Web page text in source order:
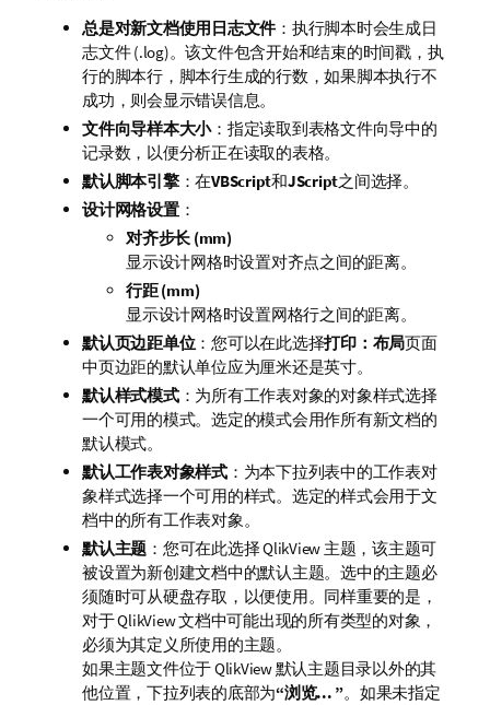
总是对新文档使用日志文件：执行脚本时会生成日
志文件 (.log)。该文件包含开始和结束的时间戳，执
行的脚本行，脚本行生成的行数，如果脚本执行不
成功，则会显示错误信息。
文件向导样本大小：指定读取到表格文件向导中的
记录数，以便分析正在读取的表格。
默认脚本引擎：在VBScript和JScript之间选择。
设计网格设置：
对齐步长 (mm)
显示设计网格时设置对齐点之间的距离。
行距 (mm)
显示设计网格时设置网格行之间的距离。
默认页边距单位：您可以在此选择打印：布局页面
中页边距的默认单位应为厘米还是英寸。
默认样式模式：为所有工作表对象的对象样式选择
一个可用的模式。选定的模式会用作所有新文档的
默认模式。
默认工作表对象样式：为本下拉列表中的工作表对
象样式选择一个可用的样式。选定的样式会用于文
档中的所有工作表对象。
默认主题 ：您可在此选择 QlikView 主题，该主题可
被设置为新创建文档中的默认主题。选中的主题必
须随时可从硬盘存取，以便使用。同样重要的是，
对于 QlikView 文档中可能出现的所有类型的对象，
必须为其定义所使用的主题。
如果主题文件位于 QlikView 默认主题目录以外的其
他位置，下拉列表的底部为“浏览... ”。如果未指定